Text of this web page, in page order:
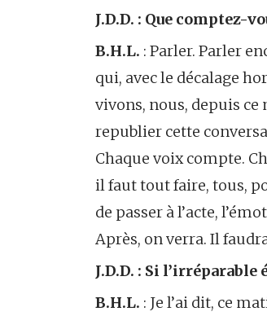
J.D.D. : Que comptez-
B.H.L. : Parler. Parler
qui, avec le décalage
vivons, nous, depuis
republier cette
Chaque voix compte.
il faut tout faire, tous,
de passer à l’acte,
Après, on verra. Il
J.D.D. : Si
B.H.L. : Je l’ai dit, ce